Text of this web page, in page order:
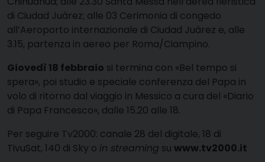
di Ciudad Juàrez; alle 03 Cerimonia di congedo
all’Aeroporto internazionale di Ciudad Juàrez e, alle
3.15, partenza in aereo per Roma/Ciampino.
Giovedì 18 febbraio si termina con «Bel tempo si
spera», poi studio e speciale conferenza del Papa in
volo di ritorno dal viaggio in Messico a cura del «Diario
di Papa Francesco», dalle 15.20 alle 18.
Per seguire Tv2000: canale 28 del digitale, 18 di
TivuSat, 140 di Sky o in streaming su www.tv2000.it